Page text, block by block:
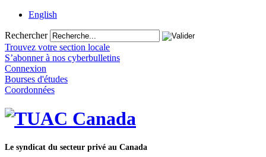
English
Rechercher
Trouvez votre section locale
S’abonner à nos cyberbulletins
Connexion
Bourses d'études
Coordonnées
Le syndicat du secteur privé au Canada